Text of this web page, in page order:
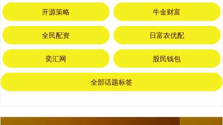
开源策略 牛金财富
全民配资 日富农优配
奕汇网 股民钱包
全部话题标签